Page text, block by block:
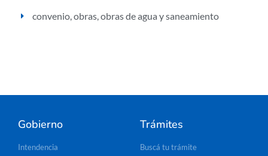
convenio,obras,obras de agua y saneamiento
Gobierno
Intendencia
Trámites
Buscá tu trámite